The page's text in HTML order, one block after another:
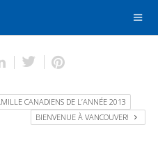
CANADIENS DE L’ANNÉE 2013
BIENVENUE À VANCOUVER!